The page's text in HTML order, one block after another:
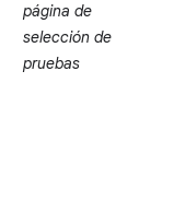
página de
selección de
pruebas